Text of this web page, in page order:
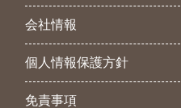
会社情報
個人情報保護方針
免責事項